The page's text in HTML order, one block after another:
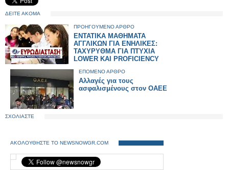
ΔΕΙΤΕ ΑΚΟΜΑ
ΠΡΟΗΓΟΥΜΕΝΟ ΑΡΘΡΟ
ΕΝΤΑΤΙΚΑ ΜΑΘΗΜΑΤΑ
ΑΓΓΛΙΚΩΝ ΓΙΑ ΕΝΗΛΙΚΕΣ:
ΤΑΧΥΡΥΘΜΑ ΓΙΑ ΠΤΥΧΙΑ
LOWER ΚΑΙ PROFICIENCY
ΕΠΟΜΕΝΟ ΑΡΘΡΟ
Αλλαγές για τους
ασφαλισμένους στον ΟΑΕΕ
ΣΧΟΛΙΑΣΤΕ
ΑΚΟΛΟΥΘΗΣΤΕ ΤΟ NEWSNOWGR.COM